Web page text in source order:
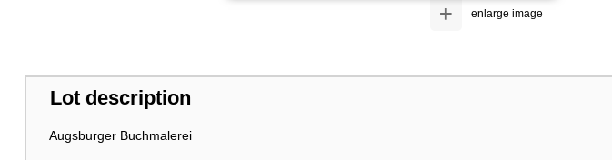
enlarge image
+
Lot description
Augsburger Buchmalerei